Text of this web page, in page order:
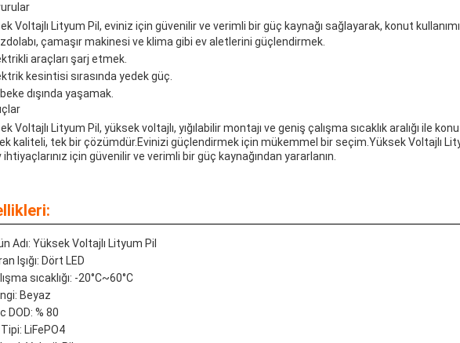
Voltajlı Lityum Pil, eviniz için güvenilir ve verimli bir güç kaynağı sağlayarak, konut
çamaşır makinesi ve klima gibi ev aletlerini güçlendirmek.
araçları şarj etmek.
kesintisi sırasında yedek güç.
dışında yaşamak.
Voltajlı Lityum Pil, yüksek voltajlı, yığılabilir montajı ve geniş çalışma sıcaklık aralığı ile
kaliteli, tek bir çözümdür.Evinizi güçlendirmek için mükemmel bir seçim.Yüksek Voltajlı
ihtiyaçlarınız için güvenilir ve verimli bir güç kaynağından yararlanın.
Adı: Yüksek Voltajlı Lityum Pil
Işığı: Dört LED
sıcaklığı: -20°C~60°C
Beyaz
DOD: % 80
Tipi: LiFePO4